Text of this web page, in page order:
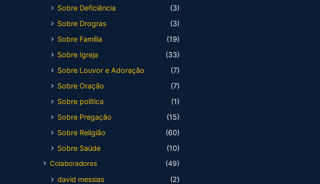
Sobre Deficiência
(3)
Sobre Drogras
(3)
Sobre Família
(19)
Sobre Igreja
(33)
Sobre Louvor e Adoração
(7)
Sobre Oração
(7)
Sobre política
(1)
Sobre Pregação
(15)
Sobre Religião
(60)
Sobre Saúde
(10)
Colaboradores (49)
david messias
(2)